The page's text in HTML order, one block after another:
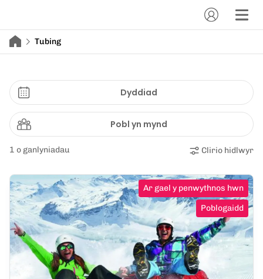
Tubing
Dyddiad
Pobl yn mynd
1 o ganlyniadau Clirio hidlwyr
Ar gael y penwythnos hwn
Poblogaidd